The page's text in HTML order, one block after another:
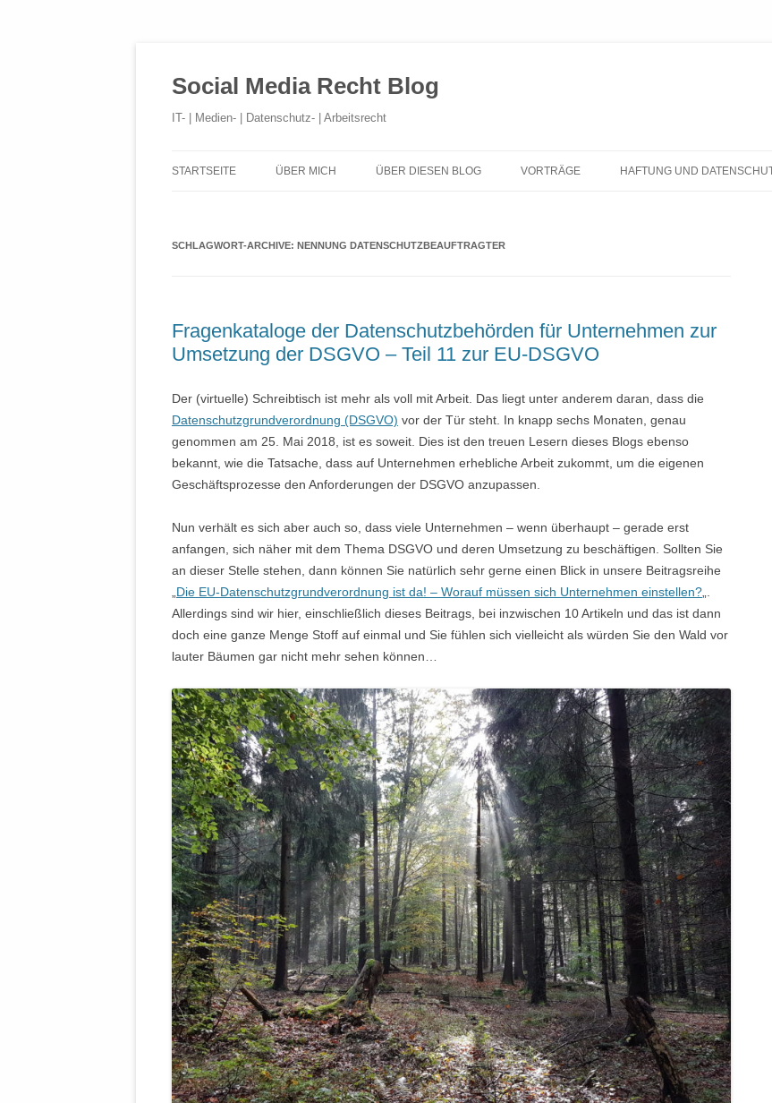
Social Media Recht Blog
IT- | Medien- | Datenschutz- | Arbeitsrecht
Inhalt
STARTSEITE ÜBER MICH ÜBER DIESEN BLOG VORTRÄGE HAFTUNG UND
SCHLAGWORT-ARCHIVE: NENNUNG DATENSCHUTZBEAUFTRAGTER
Fragenkataloge der Datenschutzbehörden für Unternehmen zur
Umsetzung der DSGVO – Teil 11 zur EU-DSGVO
Der (virtuelle) Schreibtisch ist mehr als voll mit Arbeit. Das liegt unter anderem daran, dass die
Datenschutzgrundverordnung (DSGVO) vor der Tür steht. In knapp sechs Monaten, genau
genommen am 25. Mai 2018, ist es soweit. Dies ist den treuen Lesern dieses Blogs ebenso
bekannt, wie die Tatsache, dass auf Unternehmen erhebliche Arbeit zukommt, um die eigenen
Geschäftsprozesse den Anforderungen der DSGVO anzupassen.
Nun verhält es sich aber auch so, dass viele Unternehmen – wenn überhaupt – gerade erst
anfangen, sich näher mit dem Thema DSGVO und deren Umsetzung zu beschäftigen. Sollten Sie
an dieser Stelle stehen, dann können Sie natürlich sehr gerne einen Blick in unsere Beitragsreihe
Die EU-Datenschutzgrundverordnung ist da! – Worauf müssen sich Unternehmen einstellen?
Allerdings sind wir hier, einschließlich dieses Beitrags, bei inzwischen 10 Artikeln und das ist dann
doch eine ganze Menge Stoff auf einmal und Sie fühlen sich vielleicht als würden Sie den Wald vor
lauter Bäumen gar nicht mehr sehen können…